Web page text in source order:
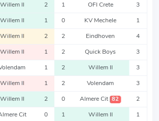
Willem II 2 1 OFI Crete 3
Willem II 1 0 KV Mechele 1
Willem II 2 2 Eindhoven 4
Willem II 1 2 Quick Boys 3
1 2 Willem II 3
Willem II 1 2 Volendam 3
Willem II 2 0 Almere Cit 82 2
Cit 0 1 Willem II 1